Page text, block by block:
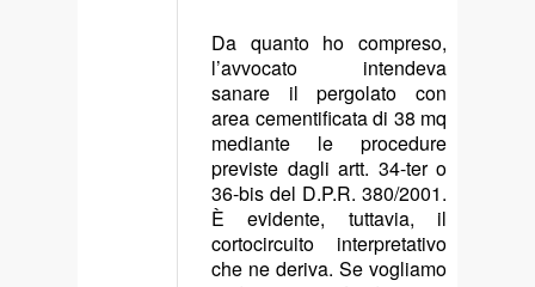
Da quanto ho compreso,
l’avvocato intendeva
sanare il pergolato con
area cementificata di 38 mq
mediante le procedure
previste dagli artt. 34-ter o
36-bis del D.P.R. 380/2001.
È evidente, tuttavia, il
cortocircuito interpretativo
che ne deriva. Se vogliamo